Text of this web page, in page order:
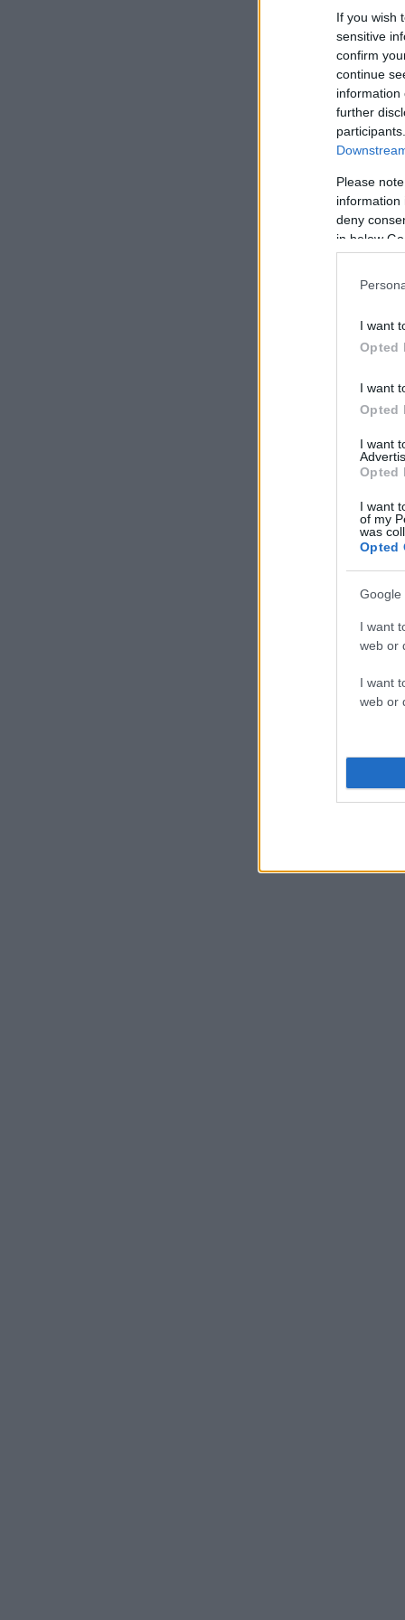
If you wish
sensitive
confirm
continue
information
further
Please
information
deny
in below
I want
Opted
I want
Opted
I want
Opted
I want
of my
was
Opted
Google
I want
web or
I want
web or